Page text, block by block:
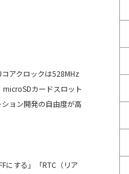
アクロックは528MHz
カードスロット
ョン開発の自由度が高
にする」「RTC（リア